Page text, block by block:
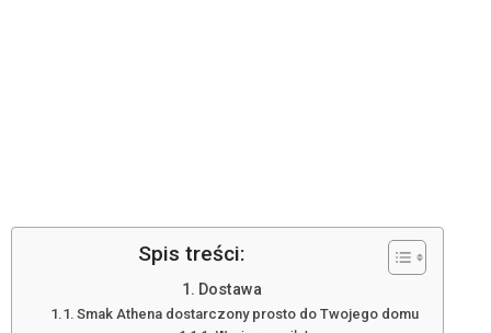
Spis treści:
Dostawa
Smak Athena dostarczony prosto do Twojego domu